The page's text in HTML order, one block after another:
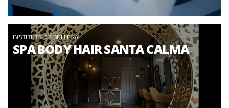
INSTITUTS DE BELLESA
SPA BODY HAIR SANTA CALMA